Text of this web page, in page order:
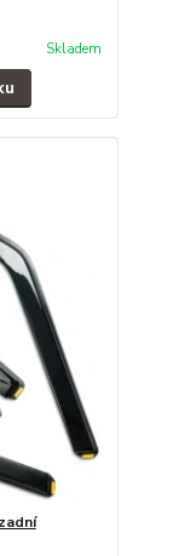
Skladem